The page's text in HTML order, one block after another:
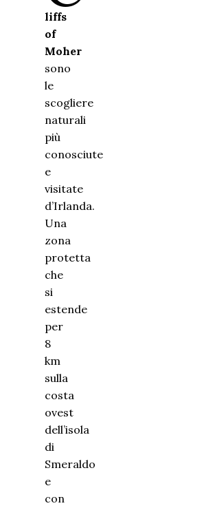
liffs
of
Moher
sono
le
scogliere
naturali
più
conosciute
e
visitate
d’Irlanda.
Una
zona
protetta
che
si
estende
per
8
km
sulla
costa
ovest
dell’isola
di
Smeraldo
e
con